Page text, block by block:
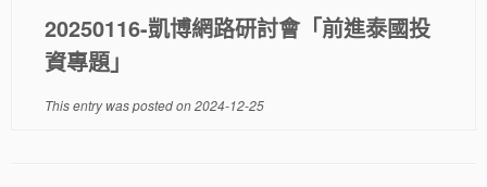
20250116-凱博網路研討會「前進泰國投
資專題」
This entry was posted on2024-12-25